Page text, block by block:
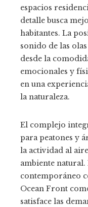
espacios
detalle busca
habitantes. La
sonido de las
desde la
emocionales y
en una
la naturaleza.
El complejo
para peatones y
la actividad al
ambiente natural.
contemporáneo
Ocean Front
satisface las